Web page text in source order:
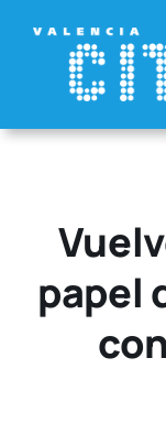
contenido
papel